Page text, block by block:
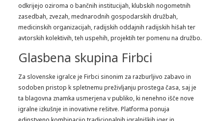
odkrijejo oziroma o bančnih institucijah, klubskih nogometnih
zasedbah, zvezah, mednarodnih gospodarskih družbah,
medicinskih organizacijah, radijskih oddajnih radijskih hišah ter
avtorskih kolektivih, teh uspehih, projektih ter pomenu na družbo.
Glasbena skupina Firbci
Za slovenske igralce je Firbci sinonim za razburljivo zabavo in
sodoben pristop k spletnemu preživljanju prostega časa, saj je
ta blagovna znamka usmerjena v publiko, ki nenehno išče nove
igralne izkušnje in inovativne rešitve. Platforma ponuja